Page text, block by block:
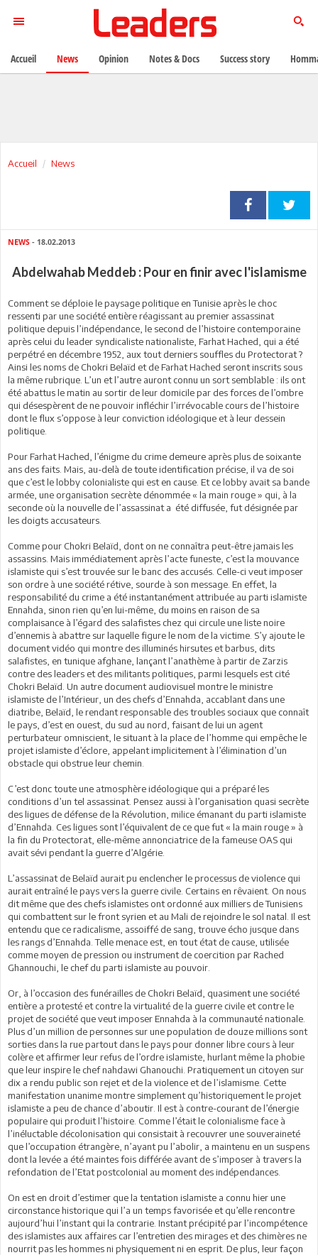
Accueil News
NEWS - 18.02.2013
Abdelwahab Meddeb : Pour en finir avec l'islamisme
Comment se déploie le paysage politique en Tunisie après le choc
ressenti par une société entière réagissant au premier assassinat
politique depuis l’indépendance, le second de l’histoire contemporaine
après celui du leader syndicaliste nationaliste, Farhat Hached, qui a été
perpétré en décembre 1952, aux tout derniers souffles du Protectorat ?
Ainsi les noms de Chokri Belaïd et de Farhat Hached seront inscrits sous
la même rubrique. L’un et l’autre auront connu un sort semblable : ils ont
été abattus le matin au sortir de leur domicile par des forces de l’ombre
qui désespèrent de ne pouvoir infléchir l’irrévocable cours de l’histoire
dont le flux s’oppose à leur conviction idéologique et à leur dessein
politique.
Pour Farhat Hached, l’énigme du crime demeure après plus de soixante
ans des faits. Mais, au-delà de toute identification précise, il va de soi
que c’est le lobby colonialiste qui est en cause. Et ce lobby avait sa bande
armée, une organisation secrète dénommée « la main rouge » qui, à la
seconde où la nouvelle de l’assassinat a été diffusée, fut désignée par
les doigts accusateurs.
Comme pour Chokri Belaïd, dont on ne connaîtra peut-être jamais les
assassins. Mais immédiatement après l’acte funeste, c’est la mouvance
islamiste qui s’est trouvée sur le banc des accusés. Celle-ci veut imposer
son ordre à une société rétive, sourde à son message. En effet, la
responsabilité du crime a été instantanément attribuée au parti islamiste
Ennahda, sinon rien qu’en lui-même, du moins en raison de sa
complaisance à l’égard des salafistes chez qui circule une liste noire
d’ennemis à abattre sur laquelle figure le nom de la victime. S’y ajoute le
document vidéo qui montre des illuminés hirsutes et barbus, dits
salafistes, en tunique afghane, lançant l’anathème à partir de Zarzis
contre des leaders et des militants politiques, parmi lesquels est cité
Chokri Belaïd. Un autre document audiovisuel montre le ministre
islamiste de l’Intérieur, un des chefs d’Ennahda, accablant dans une
diatribe, Belaïd, le rendant responsable des troubles sociaux que connaît
le pays, d’est en ouest, du sud au nord, faisant de lui un agent
perturbateur omniscient, le situant à la place de l’homme qui empêche le
projet islamiste d’éclore, appelant implicitement à l’élimination d’un
obstacle qui obstrue leur chemin.
C’est donc toute une atmosphère idéologique qui a préparé les
conditions d’un tel assassinat. Pensez aussi à l’organisation quasi secrète
des ligues de défense de la Révolution, milice émanant du parti islamiste
d’Ennahda. Ces ligues sont l’équivalent de ce que fut « la main rouge » à
la fin du Protectorat, elle-même annonciatrice de la fameuse OAS qui
avait sévi pendant la guerre d’Algérie.
L’assassinat de Belaïd aurait pu enclencher le processus de violence qui
aurait entraîné le pays vers la guerre civile. Certains en rêvaient. On nous
dit même que des chefs islamistes ont ordonné aux milliers de Tunisiens
qui combattent sur le front syrien et au Mali de rejoindre le sol natal. Il est
entendu que ce radicalisme, assoiffé de sang, trouve écho jusque dans
les rangs d’Ennahda. Telle menace est, en tout état de cause, utilisée
comme moyen de pression ou instrument de coercition par Rached
Ghannouchi, le chef du parti islamiste au pouvoir.
Or, à l’occasion des funérailles de Chokri Belaïd, quasiment une société
entière a protesté et contre la virtualité de la guerre civile et contre le
projet de société que veut imposer Ennahda à la communauté nationale.
Plus d’un million de personnes sur une population de douze millions sont
sorties dans la rue partout dans le pays pour donner libre cours à leur
colère et affirmer leur refus de l’ordre islamiste, hurlant même la phobie
que leur inspire le chef nahdawi Ghanouchi. Pratiquement un citoyen sur
dix a rendu public son rejet et de la violence et de l’islamisme. Cette
manifestation unanime montre simplement qu’historiquement le projet
islamiste a peu de chance d’aboutir. Il est à contre-courant de l’énergie
populaire qui produit l’histoire. Comme l’était le colonialisme face à
l’inéluctable décolonisation qui consistait à recouvrer une souveraineté
que l’occupation étrangère, n’ayant pu l’abolir, a maintenu en un suspens
dont la levée a été maintes fois différée avant de s’imposer à travers la
refondation de l’Etat postcolonial au moment des indépendances.
On est en droit d’estimer que la tentation islamiste a connu hier une
circonstance historique qui l’a un temps favorisée et qu’elle rencontre
aujourd’hui l’instant qui la contrarie. Instant précipité par l’incompétence
des islamistes aux affaires car l’entretien des mirages et des chimères ne
nourrit pas les hommes ni physiquement ni en esprit. De plus, leur façon
Accueil News Opinion Notes & Docs Success story